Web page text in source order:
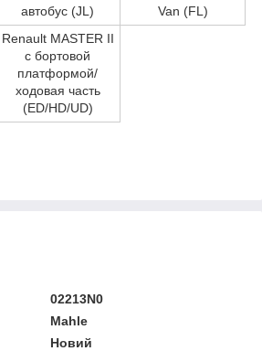
автобус (JL)
Van (FL)
Renault MASTER II
c бортовой
платформой/
ходовая часть
(ED/HD/UD)
02213N0
Mahle
Новий